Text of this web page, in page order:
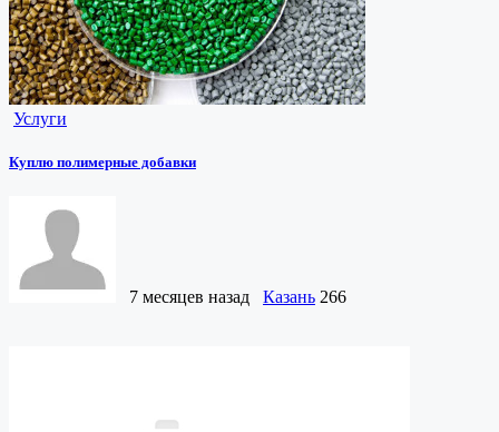
Услуги
Куплю полимерные добавки
7 месяцев назад Казань 266